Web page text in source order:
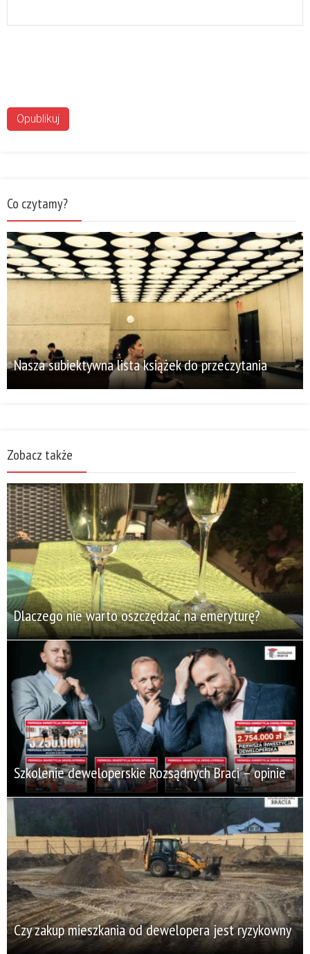
Co czytamy?
Nasza subiektywna lista książek do przeczytania
Zobacz także
Dlaczego nie warto oszczędzać na emeryturę?
Szkolenie deweloperskie Rozsądnych Braci – opinie
Czy zakup mieszkania od dewelopera jest ryzykowny